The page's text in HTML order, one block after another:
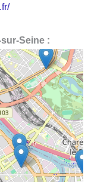
Seine :